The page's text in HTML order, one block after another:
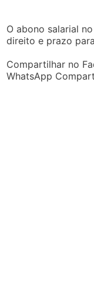
O abono salarial
direito e prazo
Compartilhar no
WhatsApp